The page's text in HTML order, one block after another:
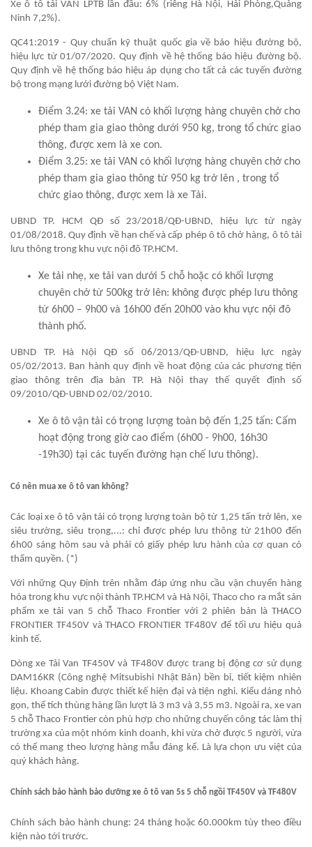
Xe ô tô tải VAN LPTB lần đầu: 6% (riêng Hà Nội, Hải Phòng,Quảng
Ninh 7,2%).
QC41:2019 - Quy chuẩn kỹ thuật quốc gia về báo hiệu đường bộ,
hiệu lực từ 01/07/2020. Quy định về hệ thống báo hiệu đường bộ.
Quy định về hệ thống báo hiệu áp dụng cho tất cả các tuyến đường
bộ trong mạng lưới đường bộ Việt Nam.
Điểm 3.24: xe tải VAN có khối lượng hàng chuyên chở cho
phép tham gia giao thông dưới 950 kg, trong tổ chức giao
thông, được xem là xe con.
Điểm 3.25: xe tải VAN có khối lượng hàng chuyên chở cho
phép tham gia giao thông từ 950 kg trở lên , trong tổ
chức giao thông, được xem là xe Tải.
UBND TP. HCM QĐ số 23/2018/QĐ-UBND, hiệu lực từ ngày
01/08/2018. Quy định về hạn chế và cấp phép ô tô chở hàng, ô tô tải
lưu thông trong khu vực nội đô TP.HCM.
Xe tải nhẹ, xe tải van dưới 5 chỗ hoặc có khối lượng
chuyên chở từ 500kg trở lên: không được phép lưu thông
từ 6h00 – 9h00 và 16h00 đến 20h00 vào khu vực nội đô
thành phố.
UBND TP. Hà Nội QĐ số 06/2013/QĐ-UBND, hiệu lực ngày
05/02/2013. Ban hành quy định về hoat động của các phương tiện
giao thông trên địa bàn TP. Hà Nội thay thế quyết định số
09/2010/QĐ-UBND 02/02/2010.
Xe ô tô vận tải có trọng lượng toàn bộ đến 1,25 tấn: Cấm
hoạt động trong giờ cao điểm (6h00 - 9h00, 16h30
-19h30) tại các tuyến đường hạn chế lưu thông).
Có nên mua xe ô tô van không?
Các loại xe ô tô vận tải có trọng lượng toàn bộ từ 1,25 tấn trở lên, xe
siêu trường, siêu trọng,...: chỉ được phép lưu thông từ 21h00 đến
6h00 sáng hôm sau và phải có giấy phép lưu hành của cơ quan có
thẩm quyền. (*)
Với những Quy Định trên nhằm đáp ứng nhu cầu vận chuyển hàng
hóa trong khu vực nội thành TP.HCM và Hà Nội, Thaco cho ra mắt sản
phẩm xe tải van 5 chỗ Thaco Frontier với 2 phiên bản là THACO
FRONTIER TF450V và THACO FRONTIER TF480V để tối ưu hiệu quả
kinh tế.
Dòng xe Tải Van TF450V và TF480V được trang bị động cơ sử dụng
DAM16KR (Công nghệ Mitsubishi Nhật Bản) bền bỉ, tiết kiệm nhiên
liệu. Khoang Cabin được thiết kế hiện đại và tiện nghi. Kiểu dáng nhỏ
gọn, thể tích thùng hàng lần lượt là 3 m3 và 3,55 m3. Ngoài ra, xe van
5 chỗ Thaco Frontier còn phù hợp cho những chuyến công tác làm thị
trường xa của một nhóm kinh doanh, khi vừa chở được 5 người, vừa
có thể mang theo lượng hàng mẫu đáng kể. Là lựa chọn ưu việt của
quý khách hàng.
Chính sách bảo hành bảo dưỡng xe ô tô van 5s 5 chỗ ngồi TF450V và TF480V
Chính sách bảo hành chung: 24 tháng hoặc 60.000km tùy theo điều
kiện nào tới trước.